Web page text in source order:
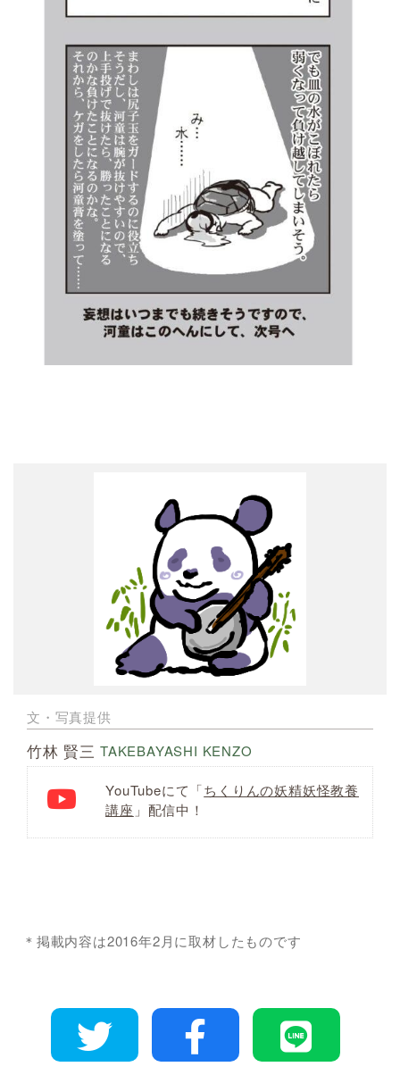
文・写真提供
竹林 賢三 TAKEBAYASHI KENZO
YouTubeにて「ちくりんの妖精妖怪教養
講座 」 配信中！
＊掲載内容は2016年2月に取材したものです